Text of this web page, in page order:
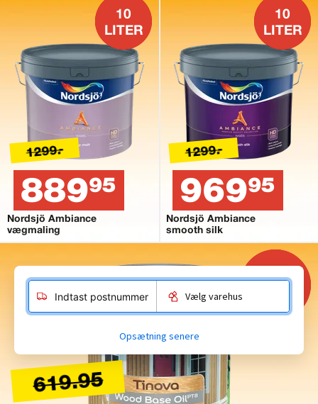
1299.-
88995
Nordsjö Ambiance
vægmaling
10
LITER
1299.-
96995
Nordsjö Ambiance
smooth silk
10
LITER
619.95
2,5
Indtast postnummer Vælg varehus
Opsætning senere